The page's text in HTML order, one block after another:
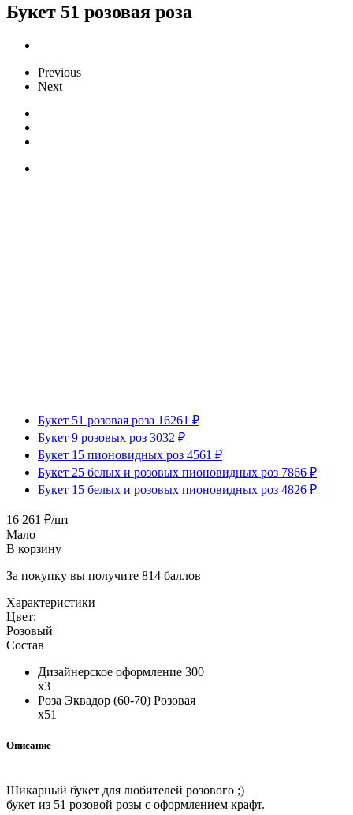
Букет 51 розовая роза
Previous
Next
Букет 51 розовая роза 16261 ₽
Букет 9 розовых роз 3032 ₽
Букет 15 пионовидных роз 4561 ₽
Букет 25 белых и розовых пионовидных роз 7866 ₽
Букет 15 белых и розовых пионовидных роз 4826 ₽
16 261 ₽/шт
Мало
В корзину
За покупку вы получите 814 баллов
Характеристики
Цвет:
Розовый
Состав
Дизайнерское оформление 300
x3
Роза Эквадор (60-70) Розовая
x51
Описание
Шикарный букет для любителей розового ;)
букет из 51 розовой розы с оформлением крафт.